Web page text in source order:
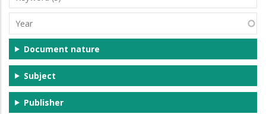
(s)
Year
Document nature
Subject
Publisher